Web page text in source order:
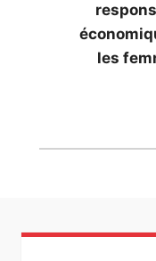
les